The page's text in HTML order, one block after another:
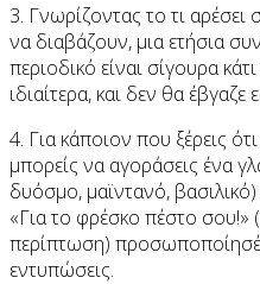
3. Γνωρίζοντας το τι
να διαβάζουν, μια ετήσια
περιοδικό είναι σίγουρα
ιδιαίτερα, και δεν θα έβγαζε
4. Για κάποιον που ξέρεις
μπορείς να αγοράσεις ένα
δυόσμο, μαϊντανό,
«Για το φρέσκο πέστο σου!»
περίπτωση) προσωποποίησέ
εντυπώσεις.